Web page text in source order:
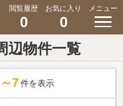
閲覧履歴
0
お気に入り
0
メニュー
辺物件一覧
7 件を表示